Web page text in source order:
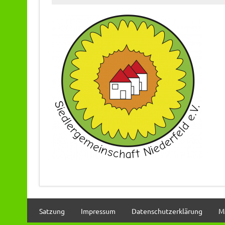
Satzung Impressum Datenschutzerklärung